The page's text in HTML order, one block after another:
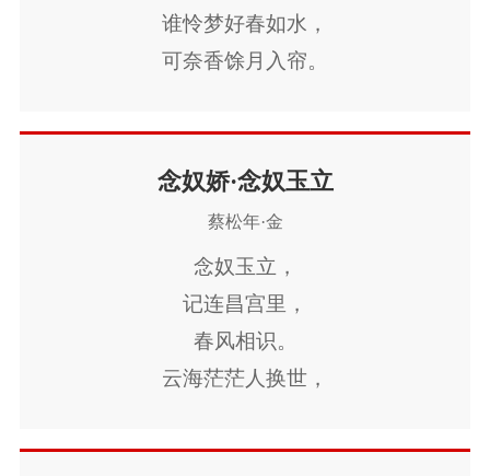
谁怜梦好春如水，
可奈香馀月入帘。
酒厌厌。
曲终新恨到眉尖。
此生愿化双琼柱，
念奴娇·念奴玉立
蔡松年·金
念奴玉立，
记连昌宫里，
春风相识。
云海茫茫人换世，
花萼霓裳，